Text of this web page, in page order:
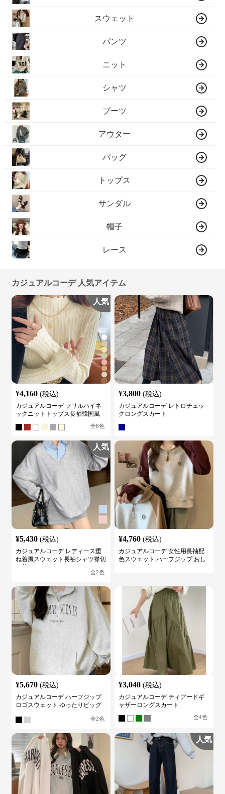
スウェット
パンツ
ニット
シャツ
ブーツ
アウター
バッグ
トップス
サンダル
帽子
レース
カジュアルコーデ 人気アイテム
人気
¥4,160 (税込)
カジュアルコーデ フリルハイネ
ックニットトップス長袖韓国風
全8色
¥3,800 (税込)
カジュアルコーデ レトロチェッ
クロングスカート
人気
¥5,430 (税込)
カジュアルコーデ レディース重
ね着風スウェット長袖シャツ襟切
全2色
¥4,760 (税込)
カジュアルコーデ 女性用長袖配
色スウェット ハーフジップ おし
¥5,670 (税込)
カジュアルコーデ ハーフジップ
ロゴスウェット ゆったりビッグ
全2色
¥3,040 (税込)
カジュアルコーデ ティアードギ
ャザーロングスカート
全4色
人気